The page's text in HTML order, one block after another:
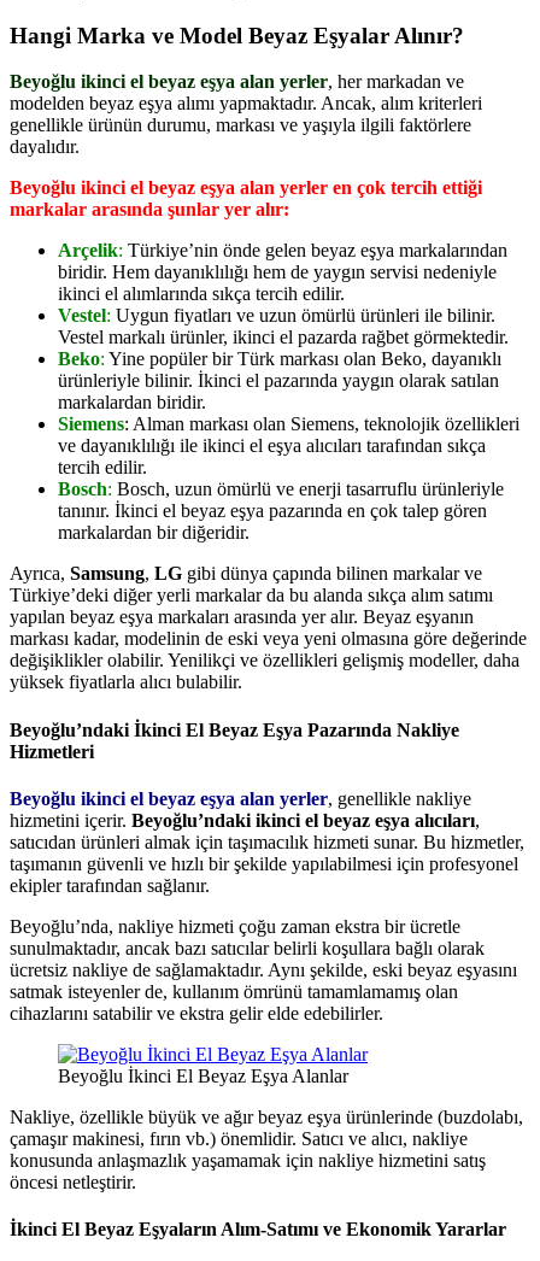
Hangi Marka ve Model Beyaz Eşyalar Alınır?
Beyoğlu ikinci el beyaz eşya alan yerler, her markadan ve
modelden beyaz eşya alımı yapmaktadır. Ancak, alım kriterleri
genellikle ürünün durumu, markası ve yaşıyla ilgili faktörlere
dayalıdır.
Beyoğlu ikinci el beyaz eşya alan yerler en çok tercih ettiği
markalar arasında şunlar yer alır:
Arçelik: Türkiye’nin önde gelen beyaz eşya markalarından
biridir. Hem dayanıklılığı hem de yaygın servisi nedeniyle
ikinci el alımlarında sıkça tercih edilir.
Vestel: Uygun fiyatları ve uzun ömürlü ürünleri ile bilinir.
Vestel markalı ürünler, ikinci el pazarda rağbet görmektedir.
Beko: Yine popüler bir Türk markası olan Beko, dayanıklı
ürünleriyle bilinir. İkinci el pazarında yaygın olarak satılan
markalardan biridir.
Siemens: Alman markası olan Siemens, teknolojik özellikleri
ve dayanıklılığı ile ikinci el eşya alıcıları tarafından sıkça
tercih edilir.
Bosch: Bosch, uzun ömürlü ve enerji tasarruflu ürünleriyle
tanınır. İkinci el beyaz eşya pazarında en çok talep gören
markalardan bir diğeridir.
Ayrıca, Samsung, LG gibi dünya çapında bilinen markalar ve
Türkiye’deki diğer yerli markalar da bu alanda sıkça alım satımı
yapılan beyaz eşya markaları arasında yer alır. Beyaz eşyanın
markası kadar, modelinin de eski veya yeni olmasına göre değerinde
değişiklikler olabilir. Yenilikçi ve özellikleri gelişmiş modeller, daha
yüksek fiyatlarla alıcı bulabilir.
Beyoğlu’ndaki İkinci El Beyaz Eşya Pazarında Nakliye
Hizmetleri
Beyoğlu ikinci el beyaz eşya alan yerler, genellikle nakliye
hizmetini içerir. Beyoğlu’ndaki ikinci el beyaz eşya alıcıları,
satıcıdan ürünleri almak için taşımacılık hizmeti sunar. Bu hizmetler,
taşımanın güvenli ve hızlı bir şekilde yapılabilmesi için profesyonel
ekipler tarafından sağlanır.
Beyoğlu’nda, nakliye hizmeti çoğu zaman ekstra bir ücretle
sunulmaktadır, ancak bazı satıcılar belirli koşullara bağlı olarak
ücretsiz nakliye de sağlamaktadır. Aynı şekilde, eski beyaz eşyasını
satmak isteyenler de, kullanım ömrünü tamamlamamış olan
cihazlarını satabilir ve ekstra gelir elde edebilirler.
Beyoğlu İkinci El Beyaz Eşya Alanlar
Nakliye, özellikle büyük ve ağır beyaz eşya ürünlerinde (buzdolabı,
çamaşır makinesi, fırın vb.) önemlidir. Satıcı ve alıcı, nakliye
konusunda anlaşmazlık yaşamamak için nakliye hizmetini satış
öncesi netleştirir.
İkinci El Beyaz Eşyaların Alım-Satımı ve Ekonomik Yararlar